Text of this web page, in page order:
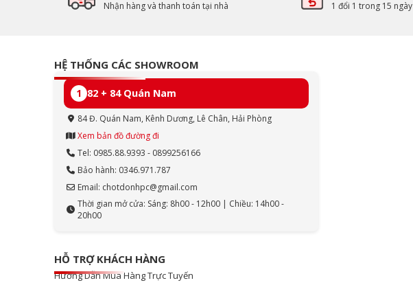
Nhận hàng và thanh toán tại nhà 1 đổi 1 trong 15 ngày
HỆ THỐNG CÁC SHOWROOM
1 82 + 84 Quán Nam
84 Đ. Quán Nam, Kênh Dương, Lê Chân, Hải Phòng
Xem bản đồ đường đi
Tel: 0985.88.9393 - 0899256166
Bảo hành: 0346.971.787
Email: chotdonhpc@gmail.com
Thời gian mở cửa: Sáng: 8h00 - 12h00 | Chiều: 14h00 -
20h00
HỖ TRỢ KHÁCH HÀNG
Hướng Dẫn Mua Hàng Trực Tuyến